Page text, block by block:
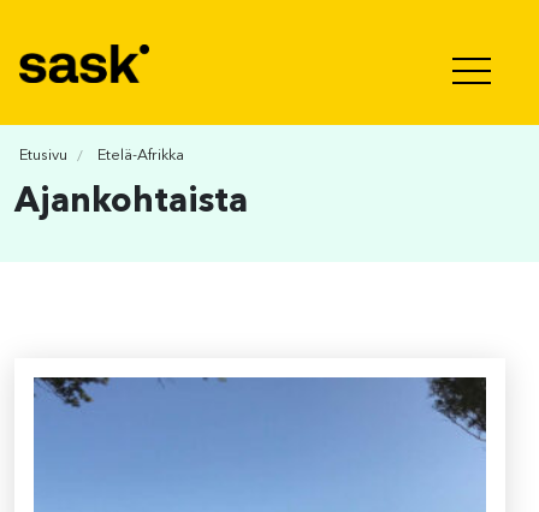
Etusivu Etelä-Afrikka
Ajankohtaista